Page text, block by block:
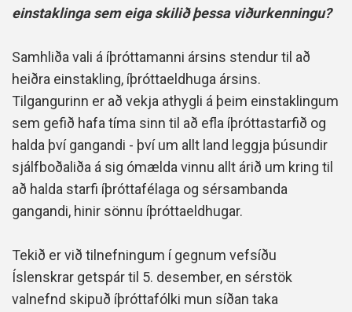
einstaklinga sem eiga skilið þessa viðurkenningu?
Samhliða vali á íþróttamanni ársins stendur til að
heiðra einstakling, íþróttaeldhuga ársins.
Tilgangurinn er að vekja athygli á þeim einstaklingum
sem gefið hafa tíma sinn til að efla íþróttastarfið og
halda því gangandi - því um allt land leggja þúsundir
sjálfboðaliða á sig ómælda vinnu allt árið um kring til
að halda starfi íþróttafélaga og sérsambanda
gangandi, hinir sönnu íþróttaeldhugar.
Tekið er við tilnefningum í gegnum vefsíðu
Íslenskrar getspár til 5. desember, en sérstök
valnefnd skipuð íþróttafólki mun síðan taka